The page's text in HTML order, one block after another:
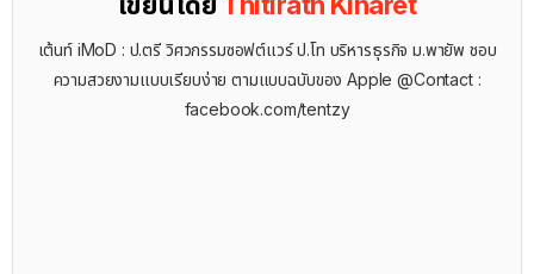
เต้นท์ iMoD : ป.ตรี วิศวกรรมซอฟต์แวร์ ป.โท บริหารธุรกิจ ม.พายัพ ชอบ
ความสวยงามแบบเรียบง่าย ตามแบบฉบับของ Apple @Contact :
facebook.com/tentzy